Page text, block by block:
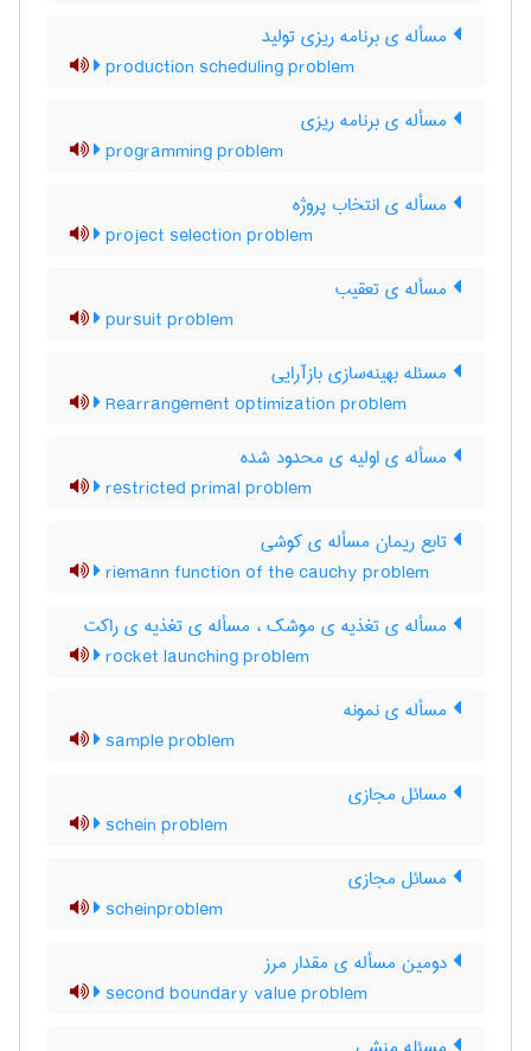
مسأله ی برنامه ریزی تولید
production scheduling problem
مسأله ی برنامه ریزی
programming problem
مسأله ی انتخاب پروژه
project selection problem
مسأله ی تعقیب
pursuit problem
مسئله بهینه‌سازی بازآرایی
Rearrangement optimization problem
مسأله ی اولیه ی محدود شده
restricted primal problem
تابع ریمان مسأله ی کوشی
riemann function of the cauchy problem
مسأله ی تغذیه ی موشک ، مسأله ی تغذیه ی راکت
rocket launching problem
مسأله ی نمونه
sample problem
مسائل مجازی
schein problem
مسائل مجازی
scheinproblem
دومین مسأله ی مقدار مرز
second boundary value problem